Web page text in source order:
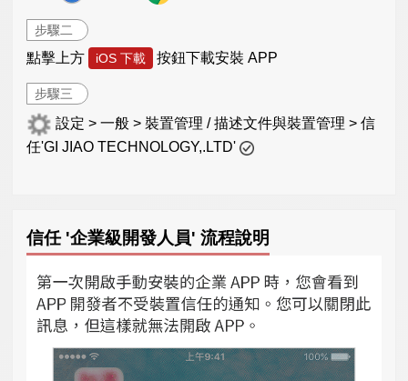
步驟二
點擊上方 iOS 下載 按鈕下載安裝 APP
步驟三
設定 > 一般 > 裝置管理 / 描述文件與裝置管理 > 信
任'GI JIAO TECHNOLOGY,.LTD'
信任 '企業級開發人員' 流程說明